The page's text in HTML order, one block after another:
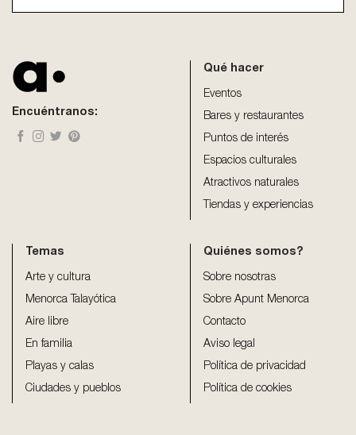
left
Encuéntranos:
Qué hacer
Eventos
Bares y restaurantes
Puntos de interés
Espacios culturales
Atractivos naturales
Tiendas y experiencias
Temas
Arte y cultura
Menorca Talayótica
Aire libre
En familia
Playas y calas
Ciudades y pueblos
Quiénes somos?
Sobre nosotras
Sobre Apunt Menorca
Contacto
Aviso legal
Política de privacidad
Política de cookies